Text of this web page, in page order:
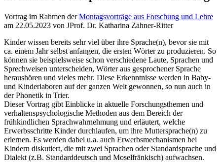
Vortrag im Rahmen derMontagsvorträge aus Forschung und Lehre
am 22.05.2023 von JProf. Dr. Katharina Zahner-Ritter
Kinder wissen bereits sehr viel über ihre Sprache(n), bevor sie mit
ca. einem Jahr selbst anfangen, die ersten Wörter zu produzieren. So
können sie beispielsweise schon verschiedene Laute, Sprachen und
Sprechweisen unterscheiden, Wörter aus gesprochener Sprache
heraushören und vieles mehr. Diese Erkenntnisse werden in Baby-
und Kinderlaboren auf der ganzen Welt gewonnen, so nun auch in
der Phonetik in Trier.
Dieser Vortrag gibt Einblicke in aktuelle Forschungsthemen und
verhaltenspsychologische Methoden aus dem Bereich der
frühkindlichen Sprachwahrnehmung und erläutert, welche
Erwerbsschritte Kinder durchlaufen, um ihre Muttersprache(n) zu
erlernen. Es werden dabei u.a. auch Erwerbsmechanismen bei
Kindern diskutiert, die mit zwei Sprachen oder Standardsprache und
Dialekt (z.B. Standarddeutsch und Moselfränkisch) aufwachsen.